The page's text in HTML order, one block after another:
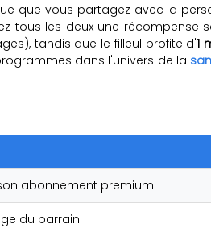
que vous partagez avec la
tous les deux une récompense
tandis que le filleul profite d'1
dans l'univers de la
abonnement premium
du parrain